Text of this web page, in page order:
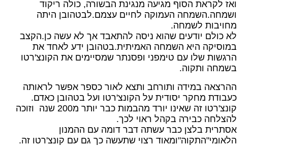
ואז לקראת הסוף מגיעה מנגינת הבשורה, כולה ריקוד
ושמחה.השמחה העמוקה לחיים עצמם.לבטהובן היתה
מחויבות לשמחה.
לא כולם יודעים שהוא ניסה להתאבד אך לא עשה כן.הקצב
במוסיקה היא השמחה האמיתית.בטהובן ידע לאחד את
הרגשות שלו עם טימפני ופסנתר שמסיימים את הקונצ'רטו
בשמחה ותקוה.
ההרצאה במידה ותורחב ותצא לאור כספר אפשר לראותה
כעבודת מחקר יסודית על הקונצ'רטו ועל בטהובן כאדם.
קונצ'רטו זה שאינו יורד מהבמות כבר יותר מ200 שנה וזוכה
להצלחה כבירה בקהל ראוי לכך.
אסתרית בלצן כבר עשתה דבר דומה עם ההמנון
הלאומי"התקוה"ומאוד רצוי שתעשה כך גם עם קונצ'רטו זה.